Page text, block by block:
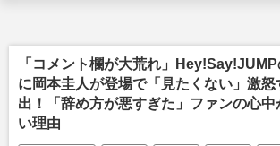
「コメント欄が大荒れ」
に岡本圭人が登場で「見たくない」激
出！「辞め方が悪すぎた」ファンの心
い理由